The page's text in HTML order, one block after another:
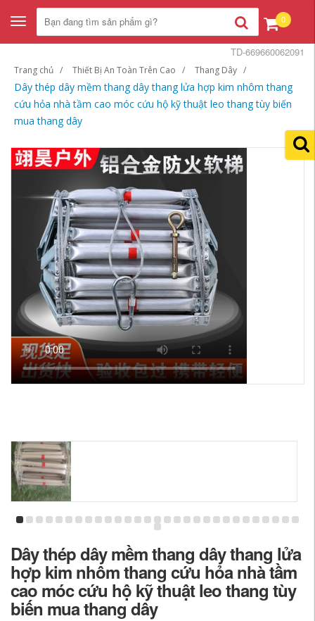
Toggle
navigation
0
Trang chủ Thiết Bị An Toàn Trên Cao Thang Dây
Dây thép dây mềm thang dây thang lửa hợp kim nhôm thang
cứu hỏa nhà tầm cao móc cứu hộ kỹ thuật leo thang tùy biến
mua thang dây
TD-669660062091
Dây thép dây mềm thang dây thang lửa
hợp kim nhôm thang cứu hỏa nhà tầm
cao móc cứu hộ kỹ thuật leo thang tùy
biến mua thang dây